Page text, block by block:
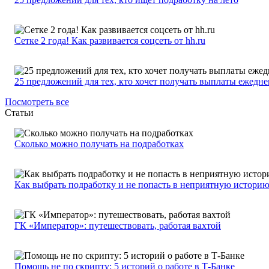
Сетке 2 года! Как развивается соцсеть от hh.ru
25 предложений для тех, кто хочет получать выплаты
Посмотреть все
Статьи
Сколько можно получать на подработках
Как выбрать подработку и не попасть в неприятную историю
ГК «Император»: путешествовать, работая вахтой
Помощь не по скрипту: 5 историй о работе в Т-Банке